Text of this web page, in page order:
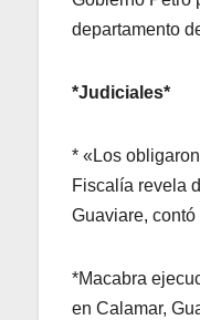
departamento
*Judiciales*
* «Los
Fiscalía revela
Guaviare,
*Macabra
en Calamar,